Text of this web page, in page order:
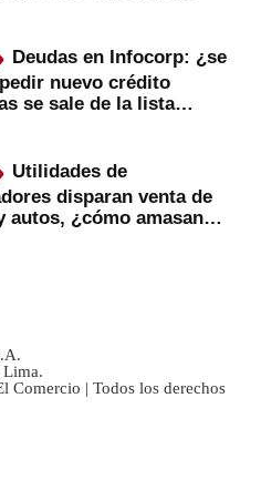
Deudas en Infocorp: ¿se
nuevo crédito
se sale de la lista
Utilidades de
disparan venta de
autos, ¿cómo amasan
Lima.
Comercio | Todos los derechos